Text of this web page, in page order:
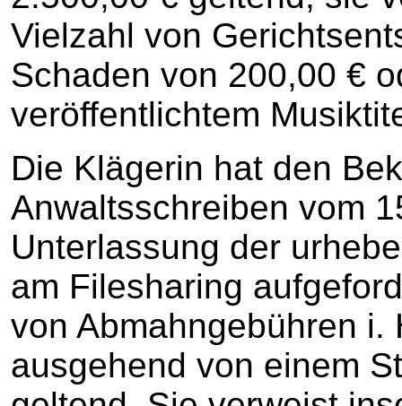
Vielzahl von
Schaden von 200,00 €
veröffentlichtem
Die Klägerin hat den
Anwaltsschreiben vom
Unterlassung der
am Filesharing
von Abmahngebühren i.
ausgehend von einem